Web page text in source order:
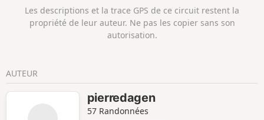
Les descriptions et la trace GPS de ce circuit restent la
propriété de leur auteur. Ne pas les copier sans son
autorisation.
AUTEUR
pierredagen
57 Randonnées